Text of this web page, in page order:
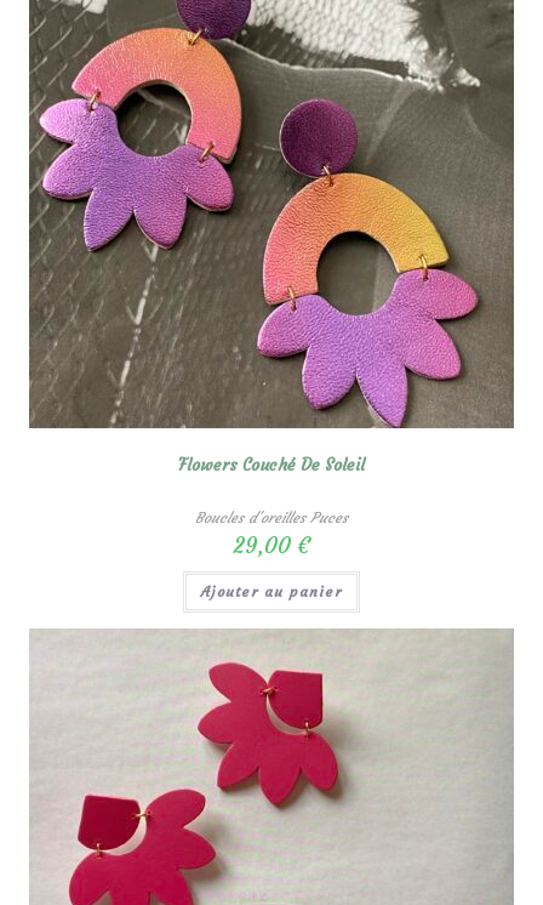
Flowers Couché De Soleil
Boucles d'oreilles Puces
29,00 €
Ajouter au panier